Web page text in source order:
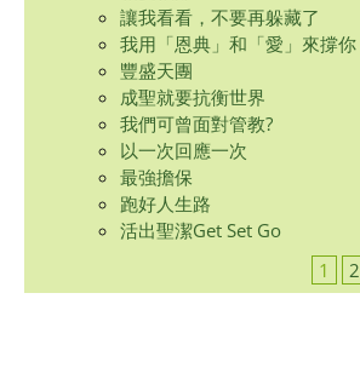
讓我看看，不要再躲藏了
我用「恩典」和「愛」來撐你
豐盛天團
成聖就要抗衡世界
我們可曾面對管教?
以一次回應一次
最強擔保
跑好人生路
活出聖潔Get Set Go
1
2